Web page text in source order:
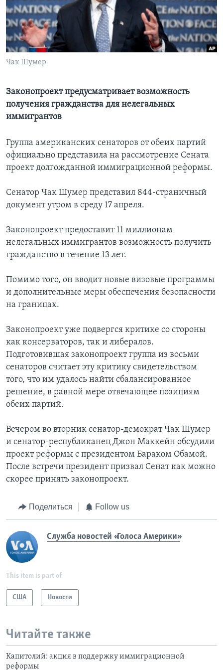
Learning English
СОЦИАЛЬНЫЕ СЕТИ
Языки
Чак Шумер
Законопроект предусматривает возможность
получения гражданства для нелегальных
иммигрантов
Группа американских сенаторов от обеих партий
официально представила на рассмотрение Сената
проект долгожданной иммиграционной реформы.
Сенатор Чак Шумер представил 844-страничный
документ утром в среду 17 апреля.
Законопроект предоставит 11 миллионам
нелегальных иммигрантов возможность получить
гражданство в течение 13 лет.
Помимо того, он вводит новые визовые программы
и дополнительные меры обеспечения безопасности
на границах.
Законопроект уже подвергся критике со стороны
как консерваторов, так и либералов.
Подготовившая законопроект группа из восьми
сенаторов считает эту критику свидетельством
того, что им удалось найти сбалансированное
решение, в равной мере отвечающее позициям
обеих партий.
Вечером во вторник сенатор-демократ Чак Шумер
и сенатор-республиканец Джон Маккейн обсудили
проект реформы с президентом Бараком Обамой.
После встречи президент призвал Сенат как можно
скорее принять законопроект.
Поделиться Follow us
Служба новостей «Голоса Америки»
This item is part of
США Новости
Читайте также
Капитолий: акция в поддержку иммиграционной
реформы